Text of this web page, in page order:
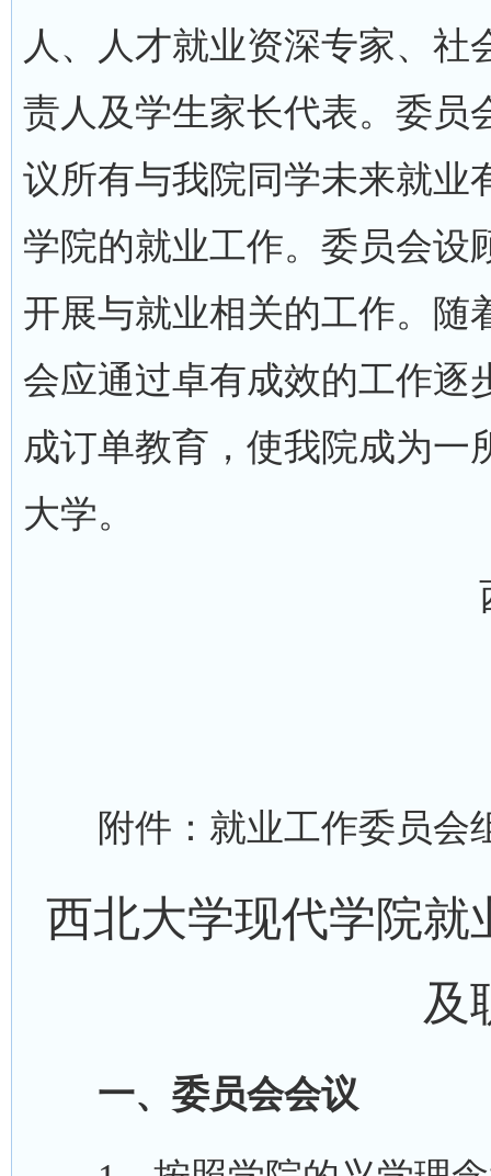
人、人才就业资深专家、
责人及学生家长代表。委员
议所有与我院同学未来就业
学院的就业工作。委员会设
开展与就业相关的工作。随
会应通过卓有成效的工作逐
成订单教育，使我院成为一
大学。
附件：就业工作委员会
西北大学现代学院就
及
一、委员会会议